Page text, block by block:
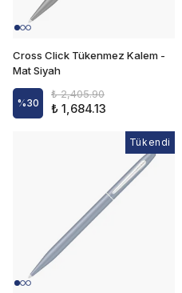
Cross Click Tükenmez Kalem -
Mat Siyah
%30
₺ 2,405.90
₺ 1,684.13
Tükendi